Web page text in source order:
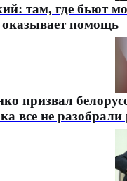
там, где бьют
помощь
призвал
все не разобрали